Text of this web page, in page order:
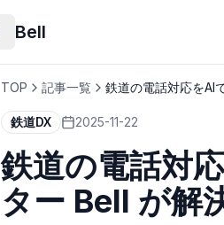
Bell
TOP 記事一覧 鉄道の電話対応をAI
鉄道DX 2025-11-22
鉄道の電話対
ター Bell が解